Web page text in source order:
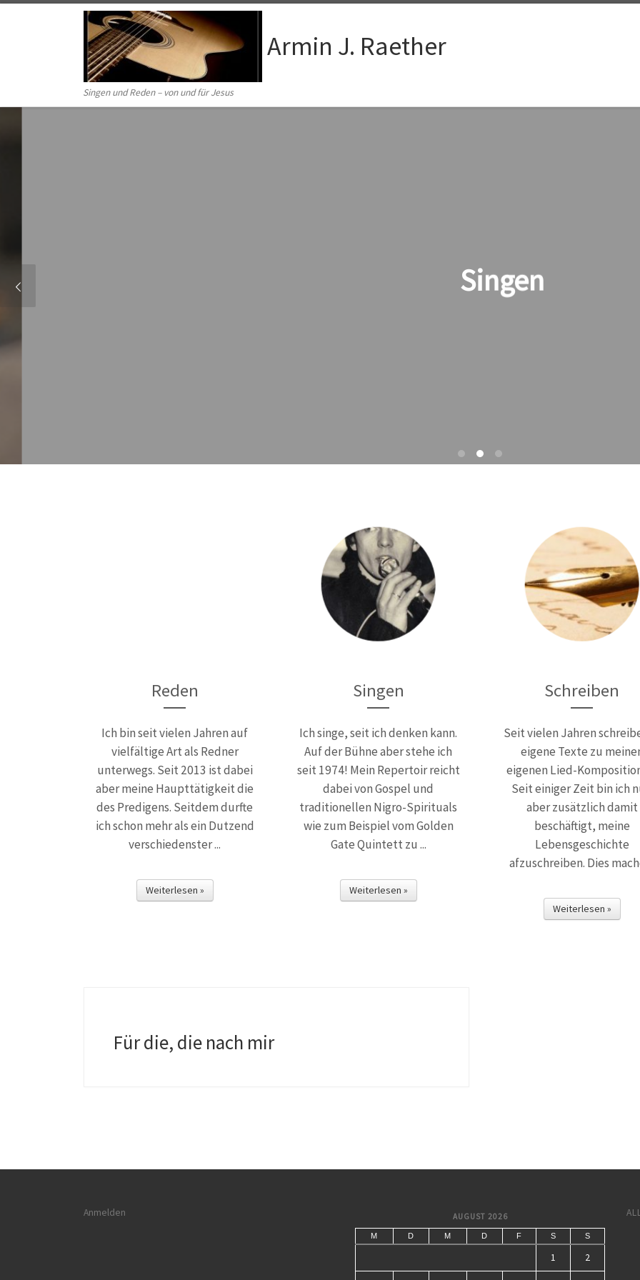
Zum Inhalt springen
Armin J. Raether
Singen und Reden – von und für Jesus
Singen
Reden
Ich bin seit vielen Jahren auf
vielfältige Art als Redner
unterwegs. Seit 2013 ist dabei
aber meine Haupttätigkeit die
des Predigens. Seitdem durfte
ich schon mehr als ein Dutzend
verschiedenster ...
Weiterlesen »
Singen
Ich singe, seit ich denken kann.
Auf der Bühne aber stehe ich
seit 1974! Mein Repertoir reicht
dabei von Gospel und
traditionellen Nigro-Spirituals
wie zum Beispiel vom Golden
Gate Quintett zu ...
Weiterlesen »
Schreiben
Seit vielen Jahren
eigene Texte zu
eigenen Lied-
Seit einiger Zeit bin ich
aber zusätzlich damit
beschäftigt, meine
Lebensgeschichte
afzuschreiben. Dies
Weiterlesen »
Für die, die nach mir
Anmelden AUGUST 2026
M D M D F S S
1 2